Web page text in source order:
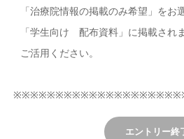
「治療院情報の掲載のみ希望」をお
「学生向け 配布資料」に掲載され
ご活用ください。
エントリー終